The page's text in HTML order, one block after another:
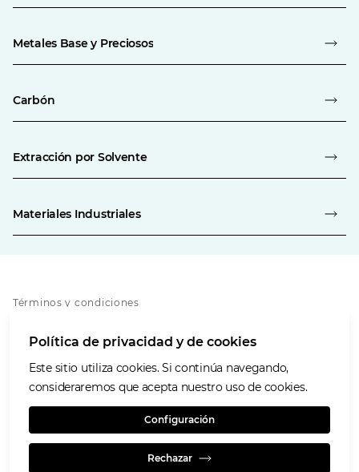
Metales Base y Preciosos
Carbón
Extracción por Solvente
Materiales Industriales
Términos y condiciones
Política de cookies
Accesibilidad
Nuestros valores
Política de privacidad y de cookies
Este sitio utiliza cookies. Si continúa navegando,
consideraremos que acepta nuestro uso de cookies.
Configuración
Rechazar